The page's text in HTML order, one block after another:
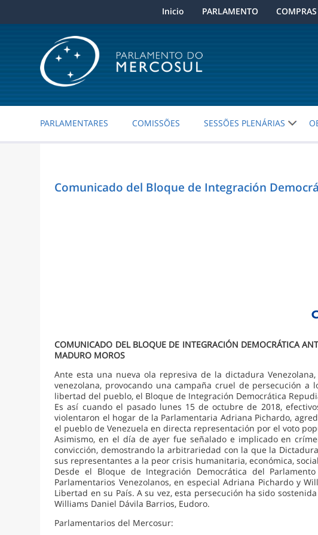
Inicio PARLAMENTO
PARLAMENTARES COMISSÕES SESSÕES PLENÁRIAS
Comunicado del Bloque de Integración
COMUNICADO DEL BLOQUE DE INTEGRACIÓN DEMOCRÁTICA
MADURO MOROS
Ante esta una nueva ola represiva de la dictadura
venezolana, provocando una campaña cruel de persecución
libertad del pueblo, el Bloque de Integración Democrática
Es así cuando el pasado lunes 15 de octubre de 2018,
violentaron el hogar de la Parlamentaria Adriana Pichardo,
el pueblo de Venezuela en directa representación por el voto
Asimismo, en el día de ayer fue señalado e implicado en
convicción, demostrando la arbitrariedad con la que la
sus representantes a la peor crisis humanitaria, económica,
Desde el Bloque de Integración Democrática del
Parlamentarios Venezolanos, en especial Adriana Pichardo y
Libertad en su País. A su vez, esta persecución ha sido
Williams Daniel Dávila Barrios, Eudoro.
Parlamentarios del Mercosur: